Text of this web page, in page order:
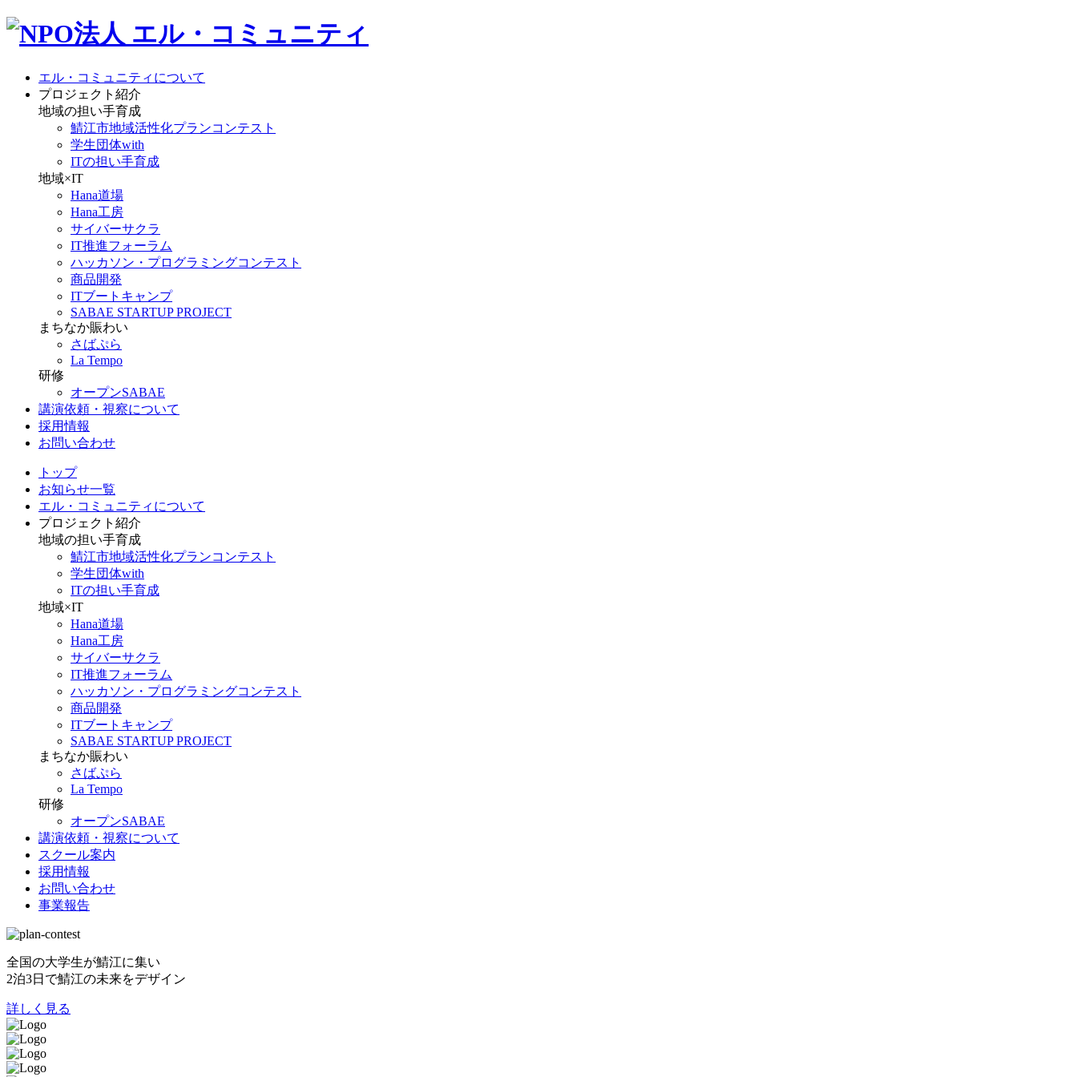
エル・コミュニティについて
プロジェクト紹介
地域の担い手育成
鯖江市地域活性化プランコンテスト
学生団体with
ITの担い手育成
地域×IT
Hana道場
Hana工房
サイバーサクラ
IT推進フォーラム
ハッカソン・プログラミングコンテスト
商品開発
ITブートキャンプ
SABAE STARTUP PROJECT
まちなか賑わい
さばぷら
La Tempo
研修
オープンSABAE
講演依頼・視察について
採用情報
お問い合わせ
トップ
お知らせ一覧
エル・コミュニティについて
プロジェクト紹介
地域の担い手育成
鯖江市地域活性化プランコンテスト
学生団体with
ITの担い手育成
地域×IT
Hana道場
Hana工房
サイバーサクラ
IT推進フォーラム
ハッカソン・プログラミングコンテスト
商品開発
ITブートキャンプ
SABAE STARTUP PROJECT
まちなか賑わい
さばぷら
La Tempo
研修
オープンSABAE
講演依頼・視察について
スクール案内
採用情報
お問い合わせ
事業報告
全国の大学生が鯖江に集い
2泊3日で鯖江の未来をデザイン
詳しく見る